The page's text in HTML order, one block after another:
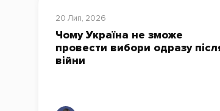
20 Лип, 2026
Чому Україна не зможе
провести вибори одразу
війни